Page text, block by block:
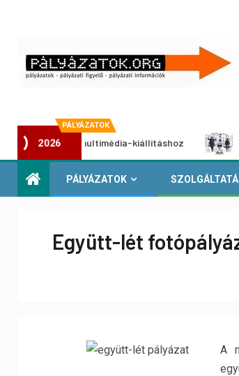
PÁLYÁZATOK
2026
multimédia-kiállításhoz
PÁLYÁZATOK
Együtt-lét
A